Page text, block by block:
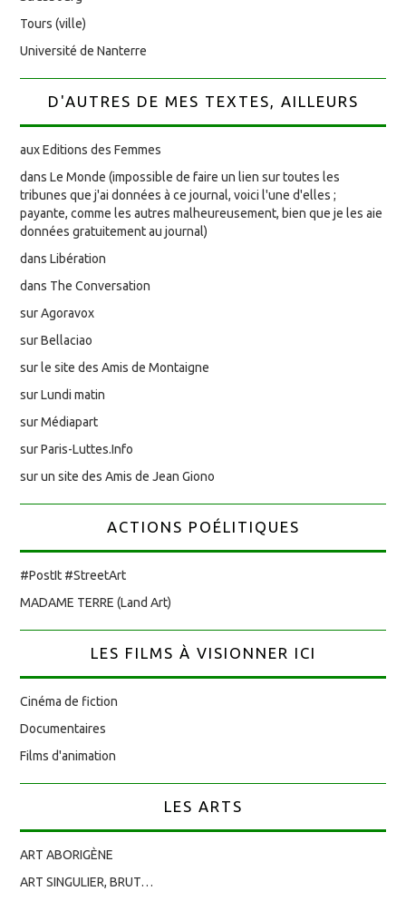
Tours (ville)
Université de Nanterre
D'AUTRES DE MES TEXTES, AILLEURS
aux Editions des Femmes
dans Le Monde (impossible de faire un lien sur toutes les
tribunes que j'ai données à ce journal, voici l'une d'elles ;
payante, comme les autres malheureusement, bien que je les aie
données gratuitement au journal)
dans Libération
dans The Conversation
sur Agoravox
sur Bellaciao
sur le site des Amis de Montaigne
sur Lundi matin
sur Médiapart
sur Paris-Luttes.Info
sur un site des Amis de Jean Giono
ACTIONS POÉLITIQUES
#PostIt #StreetArt
MADAME TERRE (Land Art)
LES FILMS À VISIONNER ICI
Cinéma de fiction
Documentaires
Films d'animation
LES ARTS
ART ABORIGÈNE
ART SINGULIER, BRUT…